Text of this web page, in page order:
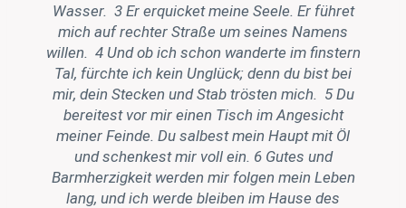
Wasser. 3 Er erquicket meine Seele. Er führet
mich auf rechter Straße um seines Namens
willen. 4 Und ob ich schon wanderte im finstern
Tal, fürchte ich kein Unglück; denn du bist bei
mir, dein Stecken und Stab trösten mich. 5 Du
bereitest vor mir einen Tisch im Angesicht
meiner Feinde. Du salbest mein Haupt mit Öl
und schenkest mir voll ein. 6 Gutes und
Barmherzigkeit werden mir folgen mein Leben
lang, und ich werde bleiben im Hause des